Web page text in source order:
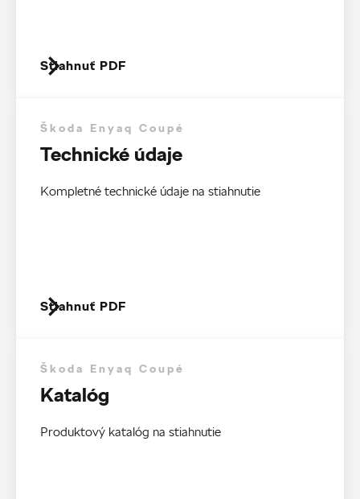
Stiahnuť PDF
Škoda Enyaq Coupé
Technické údaje
Kompletné technické údaje na stiahnutie
Stiahnuť PDF
Škoda Enyaq Coupé
Katalóg
Produktový katalóg na stiahnutie